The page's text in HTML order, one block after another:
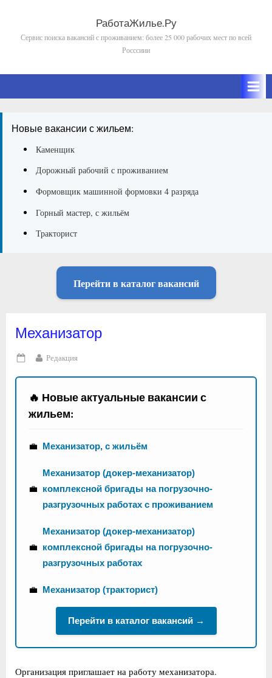
content
РаботаЖилье.Ру
Сервис поиска вакансий с проживанием: более 25 000 рабочих мест по всей
Росссиии
Новые вакансии с жильем:
Каменщик
Дорожный рабочий с проживанием
Формовщик машинной формовки 4 разряда
Горный мастер, с жильём
Тракторист
Перейти в каталог вакансий
Механизатор
Posted
on
By
Редакция
🔥 Новые актуальные вакансии с
жильем:
💼 Механизатор, с жильём
💼
Механизатор (докер-механизатор)
комплексной бригады на погрузочно-
разгрузочных работах с проживанием
💼
Механизатор (докер-механизатор)
комплексной бригады на погрузочно-
разгрузочных работах
💼 Механизатор (тракторист)
Перейти в каталог вакансий →
Организация приглашает на работу механизатора.